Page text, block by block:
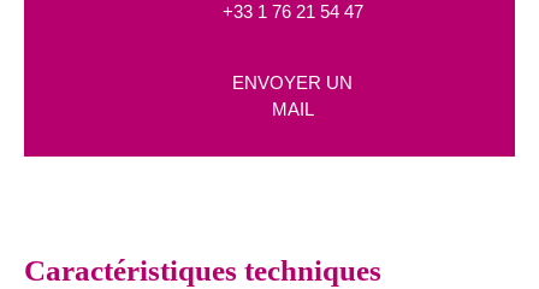
+33 1 76 21 54 47
ENVOYER UN
MAIL
Caractéristiques techniques